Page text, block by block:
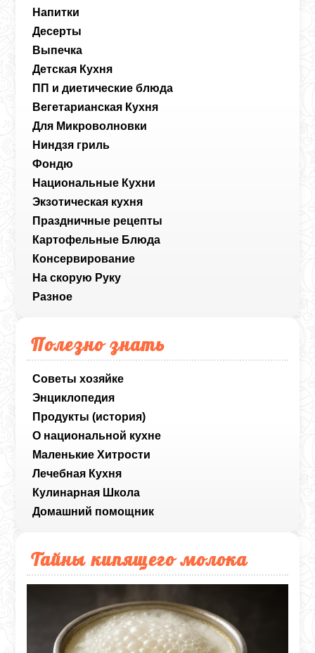
Напитки
Десерты
Выпечка
Детская Кухня
ПП и диетические блюда
Вегетарианская Кухня
Для Микроволновки
Ниндзя гриль
Фондю
Национальные Кухни
Экзотическая кухня
Праздничные рецепты
Картофельные Блюда
Консервирование
На скорую Руку
Разное
Полезно знать
Советы хозяйке
Энциклопедия
Продукты (история)
О национальной кухне
Маленькие Хитрости
Лечебная Кухня
Кулинарная Школа
Домашний помощник
Тайны кипящего молока